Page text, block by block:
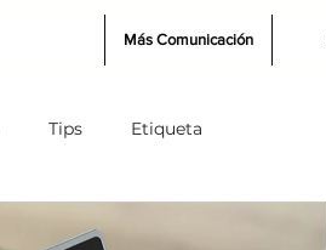
Más Comunicación
Tips Etiqueta